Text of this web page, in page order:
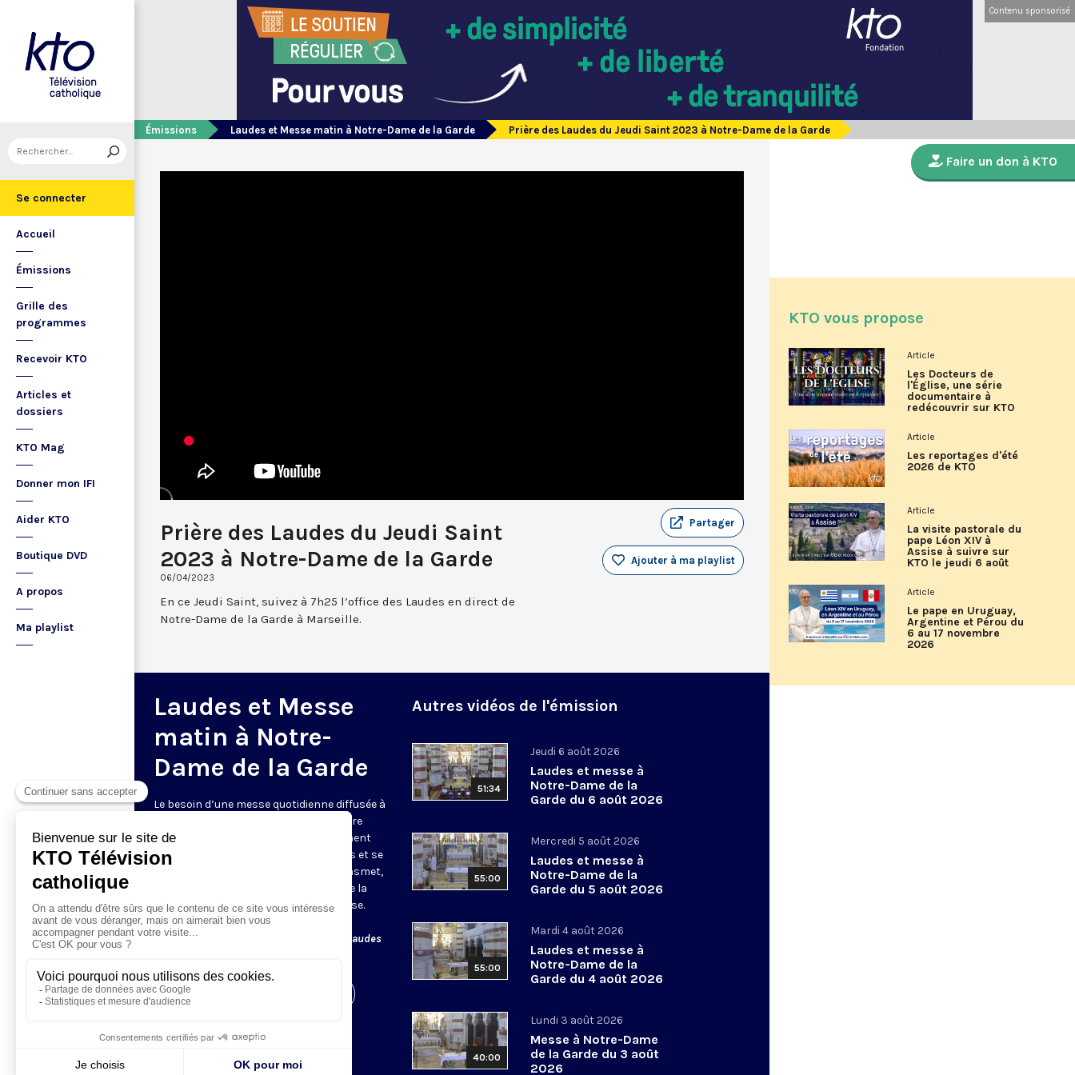
Se connecter
Accueil
Émissions
Grille des
programmes
Recevoir KTO
Articles et
dossiers
KTO Mag
Donner mon IFI
Aider KTO
Boutique DVD
A propos
Ma playlist
Contenu sponsorisé
Émissions Laudes et Messe matin à Notre-Dame de la Garde Prière des Laudes du Jeudi Saint 2023 à Notre-Dame de la Garde
Prière des Laudes du Jeudi Saint
2023 à Notre-Dame de la Garde
06/04/2023
Partager
Ajouter à ma playlist
En ce Jeudi Saint, suivez à 7h25 l’office des Laudes en direct de
Notre-Dame de la Garde à Marseille.
Laudes et Messe
matin à Notre-
Dame de la Garde
Le besoin d’une messe quotidienne diffusée à
la télévision a été exprimé d’une manière
encore plus forte pendant le confinement
dans de nombreux pays francophones et se
maintient depuis la reprise. KTO retransmet,
en direct de la basilique Notre-Dame de la
Garde, à Marseille, les laudes et la messe.
Le lundi à 7h25, la messe
Du mardi au samedi à 7h25, messe avec laudes
Visiter la page de l'émission
Autres vidéos de l'émission
51:34
Jeudi 6 août 2026
Laudes et messe à
Notre-Dame de la
Garde du 6 août 2026
55:00
Mercredi 5 août 2026
Laudes et messe à
Notre-Dame de la
Garde du 5 août 2026
55:00
Mardi 4 août 2026
Laudes et messe à
Notre-Dame de la
Garde du 4 août 2026
40:00
Lundi 3 août 2026
Messe à Notre-Dame
de la Garde du 3 août
2026
Faire un don à KTO
KTO vous propose
Article
Les Docteurs de
l'Église, une série
documentaire à
redécouvrir sur KTO
Article
Les reportages d'été
2026 de KTO
Article
La visite pastorale du
pape Léon XIV à
Assise à suivre sur
KTO le jeudi 6 août
Article
Le pape en Uruguay,
Argentine et Pérou du
6 au 17 novembre
2026